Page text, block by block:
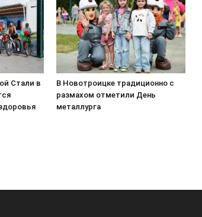
Стали в
В Новотроицке традиционно с
размахом отметили День
металлурга